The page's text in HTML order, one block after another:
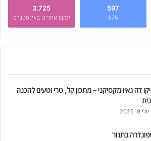
597
875
3,725
עקבו אחרינו באינסטגרם
דה גאיו מקסיקני – מתכון קל, טרי וטעים להכנה
יולי 9, 2025
בתנור